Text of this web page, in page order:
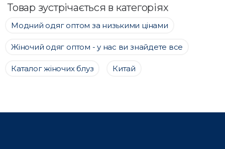
Товар зустрічається в категоріях
Модний одяг оптом за низькими цінами
Жіночий одяг оптом - у нас ви знайдете все
Каталог жіночих блуз Китай